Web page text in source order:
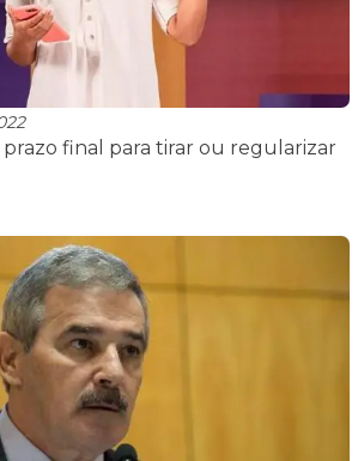
prazo final para tirar ou regularizar